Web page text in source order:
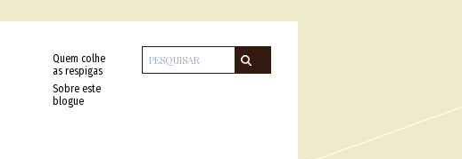
Quem colhe
as respigas
Sobre este
blogue